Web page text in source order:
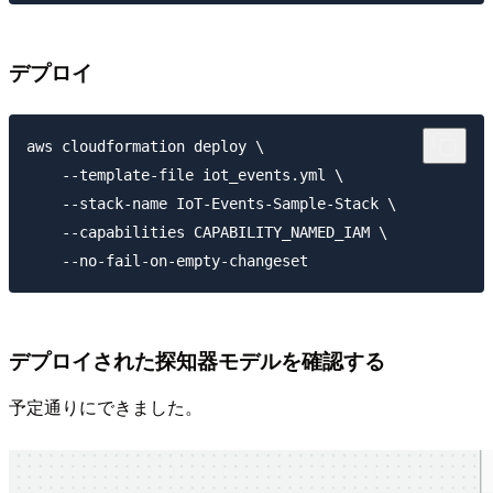
デプロイ
aws cloudformation deploy \
    --template-file iot_events.yml \
    --stack-name IoT-Events-Sample-Stack \
    --capabilities CAPABILITY_NAMED_IAM \
デプロイされた探知器モデルを確認する
予定通りにできました。